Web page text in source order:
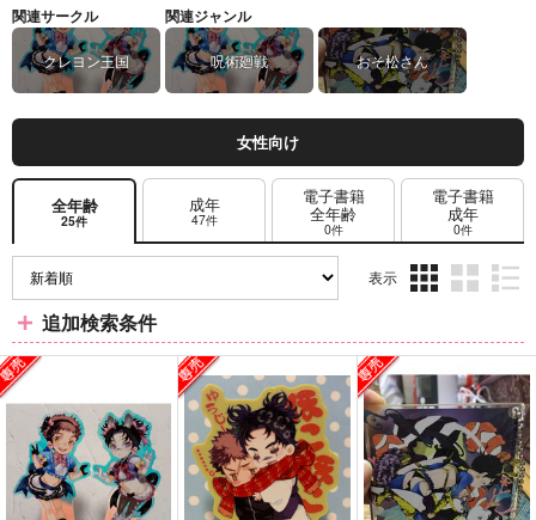
関連サークル
クレヨン王国
関連ジャンル
呪術廻戦 おそ松さん
女性向け
全年齢
25件
成年
47件
電子書籍
全年齢
0件
電子書籍
成年
0件
表示
ム
表
示
ム
表
示
ム
表
示
追加検索条件